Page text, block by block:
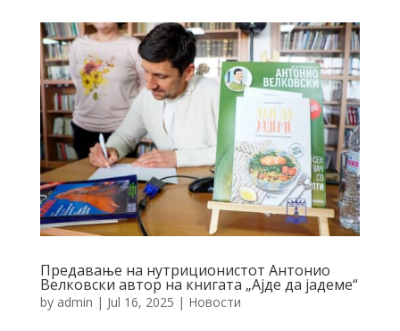
Предавање на нутриционистот Антонио
Велковски автор на книгата „Ајде да јадеме“
by admin | Jul 16, 2025 | Новости